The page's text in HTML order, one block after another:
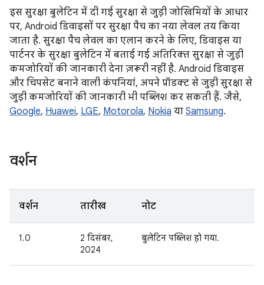
इस सुरक्षा बुलेटिन में दी गई सुरक्षा से जुड़ी जोखिमियों के आधार
पर, Android डिवाइसों पर सुरक्षा पैच का नया लेवल तय किया
जाता है. सुरक्षा पैच लेवल का एलान करने के लिए, डिवाइस या
पार्टनर के सुरक्षा बुलेटिन में बताई गई अतिरिक्त सुरक्षा से जुड़ी
कमजोरियों की जानकारी देना ज़रूरी नहीं है. Android डिवाइस
और चिपसेट बनाने वाली कंपनियां, अपने प्रॉडक्ट से जुड़ी सुरक्षा से
जुड़ी कमजोरियों की जानकारी भी पब्लिश कर सकती हैं. जैसे,
Google, Huawei, LGE, Motorola, Nokia या Samsung.
वर्शन
वर्शन तारीख नोट
1.0
2 दिसंबर,
2024
बुलेटिन पब्लिश हो गया.